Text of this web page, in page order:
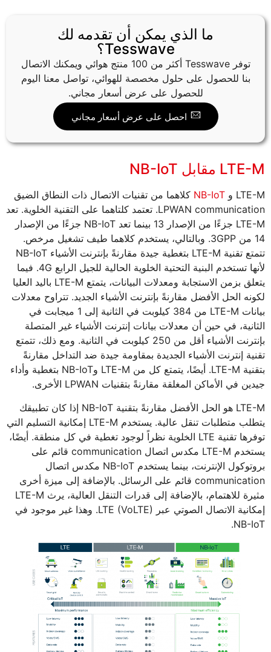
ما الذي يمكن أن تقدمه لك
Tesswave؟
توفر Tesswave أكثر من 100 منتج هوائي ويمكنك الاتصال
بنا للحصول على حلول مخصصة للهوائي، تواصل معنا اليوم
للحصول على عرض أسعار مجاني.
احصل على عرض أسعار مجاني
LTE-M مقابل NB-IoT
LTE-M و NB-IoT كلاهما من تقنيات الاتصال ذات النطاق الضيق
LPWAN communication. تعتمد كلتاهما على التقنية الخلوية. تعد
LTE-M جزءًا من الإصدار 13 بينما تعد NB-IoT جزءًا من الإصدار
14 من 3GPP. وبالتالي، يستخدم كلاهما طيف تشغيل مرخص.
تتمتع تقنية LTE-M بتغطية جيدة مقارنةً بإنترنت الأشياء NB-IoT
لأنها تستخدم البنية التحتية الخلوية الحالية للجيل الرابع 4G. فيما
يتعلق بزمن الاستجابة ومعدلات البيانات، يتمتع LTE-M باليد العليا
لكونه الحل الأفضل مقارنةً بإنترنت الأشياء الجديد. تتراوح معدلات
بيانات LTE-M من 384 كيلوبت في الثانية إلى 1 ميجابت في
الثانية، في حين أن معدلات بيانات إنترنت الأشياء غير المتصلة
بإنترنت الأشياء أقل من 250 كيلوبت في الثانية. ومع ذلك، تتمتع
تقنية إنترنت الأشياء الجديدة بمقاومة جيدة ضد التداخل مقارنةً
بتقنية LTE-M. أيضًا، يتمتع كل من LTE-M وNB-IoT بتغطية وأداء
جيدين في الأماكن المغلقة مقارنةً بتقنيات LPWAN الأخرى.
LTE-M هو الحل الأفضل مقارنةً بتقنية NB-IoT إذا كان تطبيقك
يتطلب متطلبات تنقل عالية. يستخدم LTE-M إمكانية التسليم التي
توفرها تقنية LTE الخلوية نظراً لوجود تغطية في كل منطقة. أيضًا،
يستخدم LTE-M مكدس اتصال communication قائم على
بروتوكول الإنترنت، بينما يستخدم NB-IoT مكدس اتصال
communication قائم على الرسائل. بالإضافة إلى ميزة أخرى
مثيرة للاهتمام، بالإضافة إلى قدرات التنقل العالية، يرث LTE-M
إمكانية الاتصال الصوتي عبر LTE (VoLTE). وهذا غير موجود في
NB-IoT.